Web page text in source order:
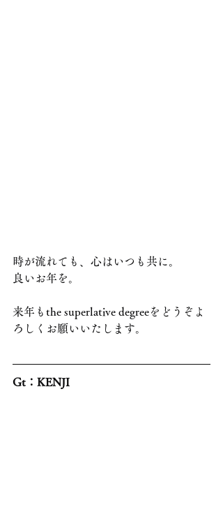
時が流れても、心はいつも共に。
良いお年を。
来年もthe superlative degreeをどうぞよ
ろしくお願いいたします。
Gt：KENJI